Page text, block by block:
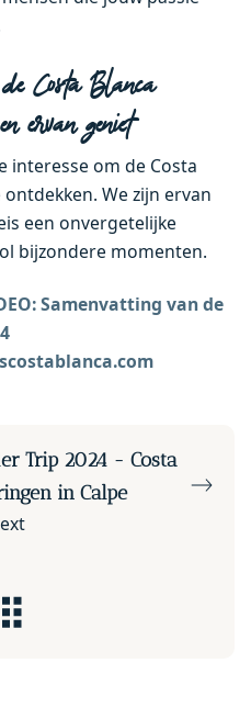
Costa Blanca
ervan geniet
interesse om de Costa
We zijn ervan
een onvergetelijke
bijzondere momenten.
Samenvatting van de
Trip 2024 - Costa
in Calpe